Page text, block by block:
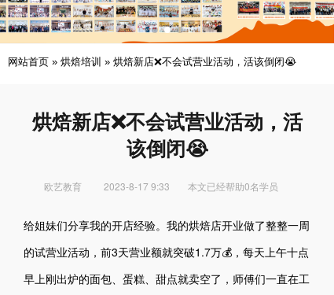
网站首页 » 烘焙培训 » 烘焙新店❌不会试营业活动，活该倒闭😭
烘焙新店❌不会试营业活动，活
该倒闭😭
欧艺教育 2023-8-17 9:33 本文已经帮助0名学员
给姐妹们分享我的开店经验。我的烘焙店开业做了整整一周
的试营业活动，前3天营业额就突破1.7万💰，每天上午十点
早上刚出炉的面包、蛋糕、甜点就卖空了，师傅们一直在工